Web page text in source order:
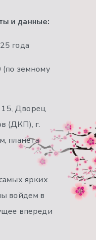
и данные:
года
земному
Дворец
(ДКП), г.
планета
ярких
войдем в
впереди